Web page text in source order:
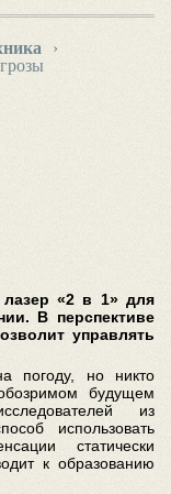
›
«2 в 1» для
В перспективе
управлять
погоду, но никто
будущем
из
использовать
статически
к образованию